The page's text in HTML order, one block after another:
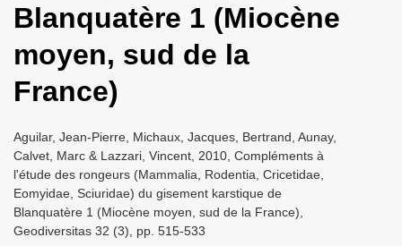
Blanquatère 1 (Miocène
moyen, sud de la
France)
Aguilar, Jean-Pierre, Michaux, Jacques, Bertrand, Aunay,
Calvet, Marc & Lazzari, Vincent, 2010, Compléments à
l'étude des rongeurs (Mammalia, Rodentia, Cricetidae,
Eomyidae, Sciuridae) du gisement karstique de
Blanquatère 1 (Miocène moyen, sud de la France),
Geodiversitas 32 (3), pp. 515-533